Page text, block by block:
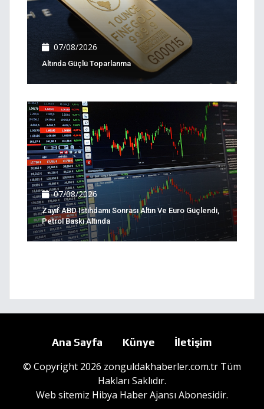
07/08/2026
Altında Güçlü Toparlanma
07/08/2026
Zayıf ABD Istihdamı Sonrası Altın Ve Euro Güçlendi,
Petrol Baskı Altında
Ana Sayfa Künye İletişim
© Copyright 2026 zonguldakhaberler.com.tr Tüm
Hakları Saklıdır.
Web sitemiz Hibya Haber Ajansı Abonesidir.